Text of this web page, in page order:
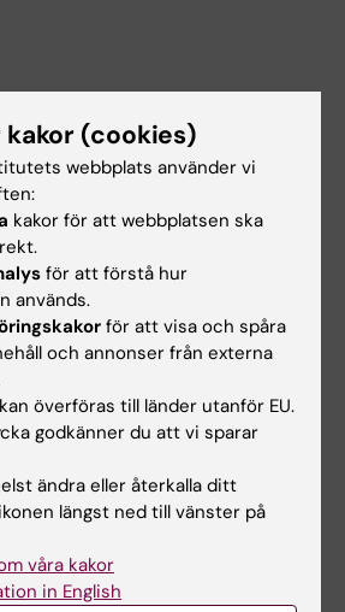
Cullberg
Forsman
Solna
(cookies)
webbplats använder vi
kakor för att webbplatsen ska
för att förstå hur
används.
för att visa och spåra
och annonser från externa
överföras till länder utanför EU.
godkänner du att vi sparar
ändra eller återkalla ditt
längst ned till vänster på
våra kakor
in English